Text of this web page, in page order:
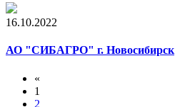
16.10.2022
АО "СИБАГРО" г. Новосибирск
«
1
2